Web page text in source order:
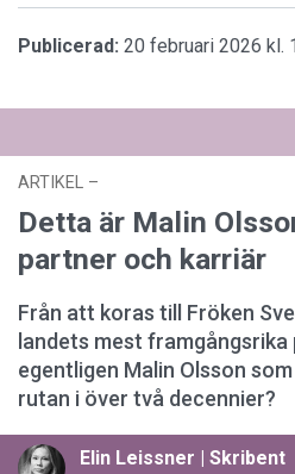
Publicerad: 20 februari 2026 kl.
ARTIKEL –
Detta är Malin
partner och karriär
Från att koras till Fröken
landets mest
egentligen Malin Olsson
rutan i över två decennier?
Elin Leissner | Skribent